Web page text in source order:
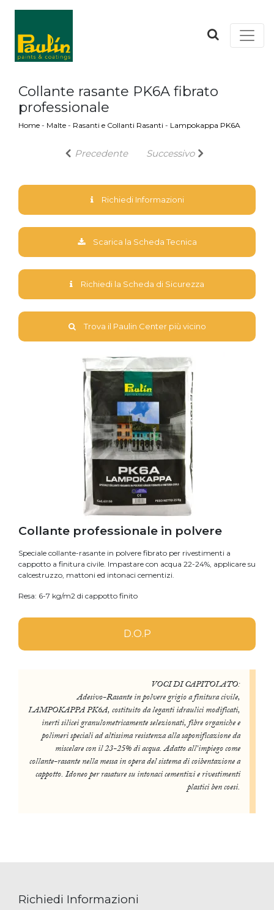
Collante rasante PK6A fibrato
professionale
Home - Malte - Rasanti e Collanti Rasanti - Lampokappa PK6A
Precedente Successivo
Richiedi Informazioni
Scarica la Scheda Tecnica
Richiedi la Scheda di Sicurezza
Trova il Paulin Center più vicino
Collante professionale in polvere
Speciale collante-rasante in polvere fibrato per rivestimenti a
cappotto a finitura civile. Impastare con acqua 22-24%, applicare su
calcestruzzo, mattoni ed intonaci cementizi.
Resa: 6-7 kg/m2 di cappotto finito
D.O.P
VOCI DI CAPITOLATO:
Adesivo-Rasante in polvere grigio a finitura civile,
LAMPOKAPPA PK6A, costituito da leganti idraulici modificati,
inerti silicei granulometricamente selezionati, fibre organiche e
polimeri speciali ad altissima resistenza alla saponificazione da
miscelare con il 23-25% di acqua. Adatto all’impiego come
collante-rasante nella messa in opera del sistema di coibentazione a
cappotto. Idoneo per rasature su intonaci cementizi e rivestimenti
plastici ben coesi.
Richiedi Informazioni